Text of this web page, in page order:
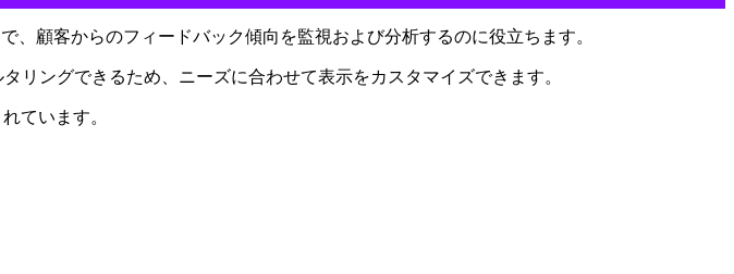
、顧客からのフィードバック傾向を監視および分析するのに役立ちます。
リングできるため、ニーズに合わせて表示をカスタマイズできます。
ています。